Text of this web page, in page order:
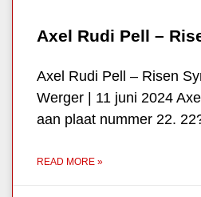
Axel Rudi Pell –
Axel Rudi Pell – Risen
Werger | 11 juni 2024
aan plaat nummer 22.
READ MORE »